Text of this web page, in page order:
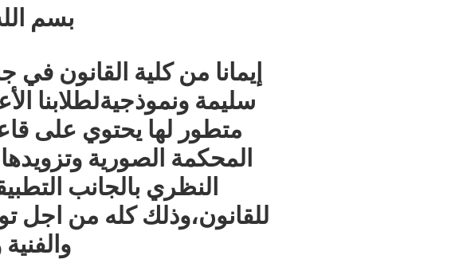
بسم
إيمانا من كلية القانون في
سليمة ونموذجيةلطلابنا
متطور لها يحتوي على
المحكمة الصورية وتزويدها
النظري بالجانب
للقانون،وذلك كله من اجل
والفنية